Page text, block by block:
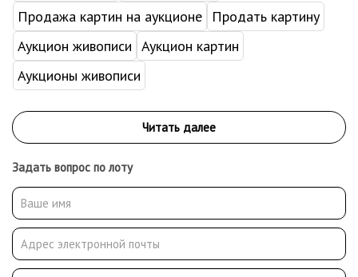
Продажа картин на аукционе
Продать картину
Аукцион живописи Аукцион картин
Аукционы живописи
Задать вопрос по лоту